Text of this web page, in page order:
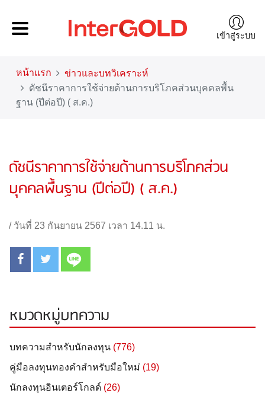
เข้าสู่ระบบ
หน้าแรก
ข่าวและบทวิเคราะห์
ดัชนีราคาการใช้จ่ายด้านการบริโภคส่วนบุคคลพื้น
ฐาน (ปีต่อปี) ( ส.ค.)
ดัชนีราคาการใช้จ่ายด้านการบริโภคส่วน
บุคคลพื้นฐาน (ปีต่อปี) ( ส.ค.)
/ วันที่ 23 กันยายน 2567 เวลา 14.11 น.
หมวดหมู่บทความ
บทความสำหรับนักลงทุน (776)
คู่มือลงทุนทองคำสำหรับมือใหม่ (19)
นักลงทุนอินเตอร์โกลด์ (26)